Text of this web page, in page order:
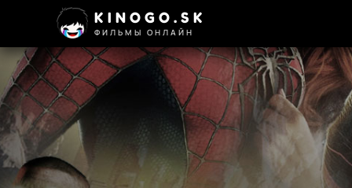
KINOGO.SK
ФИЛЬМЫ ОНЛАЙН